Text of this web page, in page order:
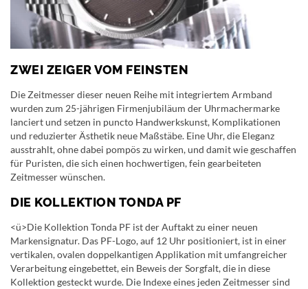
ZWEI ZEIGER VOM FEINSTEN
Die Zeitmesser dieser neuen Reihe mit integriertem Armband
wurden zum 25-jährigen Firmenjubiläum der Uhrmachermarke
lanciert und setzen in puncto Handwerkskunst, Komplikationen
und reduzierter Ästhetik neue Maßstäbe. Eine Uhr, die Eleganz
ausstrahlt, ohne dabei pompös zu wirken, und damit wie geschaffen
für Puristen, die sich einen hochwertigen, fein gearbeiteten
Zeitmesser wünschen.
DIE KOLLEKTION TONDA PF
<ü>Die Kollektion Tonda PF ist der Auftakt zu einer neuen
Markensignatur. Das PF-Logo, auf 12 Uhr positioniert, ist in einer
vertikalen, ovalen doppelkantigen Applikation mit umfangreicher
Verarbeitung eingebettet, ein Beweis der Sorgfalt, die in diese
Kollektion gesteckt wurde. Die Indexe eines jeden Zeitmesser sind